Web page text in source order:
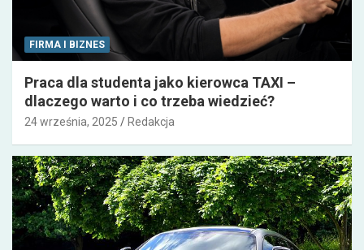
FIRMA I BIZNES
Praca dla studenta jako kierowca TAXI –
dlaczego warto i co trzeba wiedzieć?
24 września, 2025 Redakcja